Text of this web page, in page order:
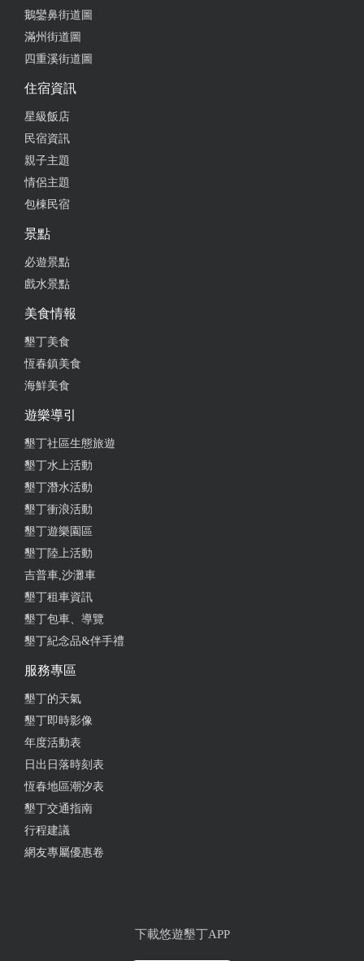
鵝鑾鼻街道圖
滿州街道圖
四重溪街道圖
住宿資訊
星級飯店
民宿資訊
親子主題
情侶主題
包棟民宿
景點
必遊景點
戲水景點
美食情報
墾丁美食
恆春鎮美食
海鮮美食
遊樂導引
墾丁社區生態旅遊
墾丁水上活動
墾丁潛水活動
墾丁衝浪活動
墾丁遊樂園區
墾丁陸上活動
吉普車,沙灘車
墾丁租車資訊
墾丁包車、導覽
墾丁紀念品&伴手禮
服務專區
墾丁的天氣
墾丁即時影像
年度活動表
日出日落時刻表
恆春地區潮汐表
墾丁交通指南
行程建議
網友專屬優惠卷
下載悠遊墾丁APP